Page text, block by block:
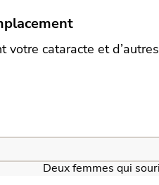
votre cataracte et